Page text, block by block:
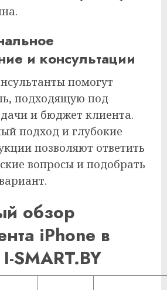
и консультации
помогут
подходящую под
и бюджет клиента.
подход и глубокие
позволяют ответить
вопросы и подобрать
обзор
iPhone в
SMART.BY